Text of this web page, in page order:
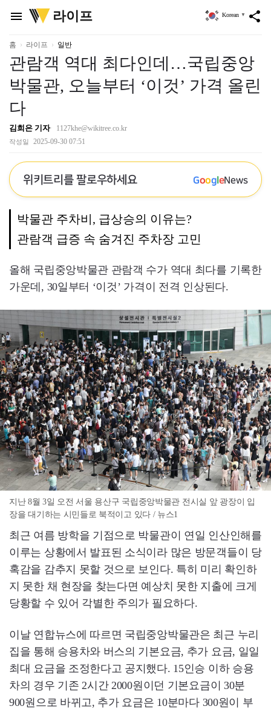
menu
위
키
리
라이프 share
Korean ▼
홈 라이프 일반
관람객 역대 최다인데…국립중앙
박물관, 오늘부터 ‘이것’ 가격 올린
다
김희은 기자 1127khe@wikitree.co.kr
작성일 2025-09-30 07:51
위키트리를 팔로우하세요 GoogleNews
박물관 주차비, 급상승의 이유는?
관람객 급증 속 숨겨진 주차장 고민
올해 국립중앙박물관 관람객 수가 역대 최다를 기록한
가운데, 30일부터 ‘이것’ 가격이 전격 인상된다.
지난 8월 3일 오전 서울 용산구 국립중앙박물관 전시실 앞 광장이 입
장을 대기하는 시민들로 북적이고 있다 / 뉴스1
최근 여름 방학을 기점으로 박물관이 연일 인산인해를
이루는 상황에서 발표된 소식이라 많은 방문객들이 당
혹감을 감추지 못할 것으로 보인다. 특히 미리 확인하
지 못한 채 현장을 찾는다면 예상치 못한 지출에 크게
당황할 수 있어 각별한 주의가 필요하다.
이날 연합뉴스에 따르면 국립중앙박물관은 최근 누리
집을 통해 승용차와 버스의 기본요금, 추가 요금, 일일
최대 요금을 조정한다고 공지했다. 15인승 이하 승용
차의 경우 기존 2시간 2000원이던 기본요금이 30분
900원으로 바뀌고, 추가 요금은 10분마다 300원이 부